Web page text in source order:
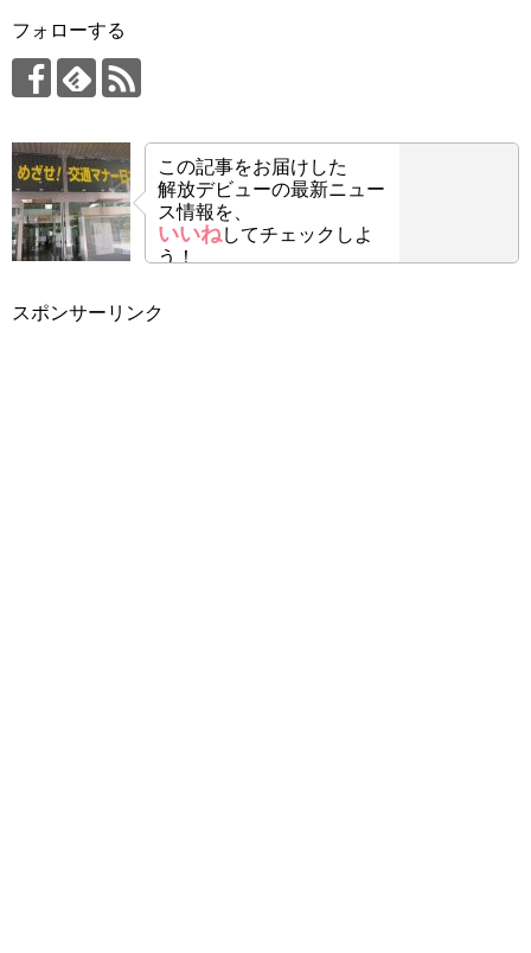
フォローする
この記事をお届けした
解放デビューの最新ニュー
ス情報を、
いいねしてチェックしよ
う！
スポンサーリンク